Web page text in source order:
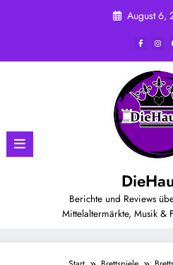
August 6,
Berichte und Reviews
Mittelaltermärkte, Musik &